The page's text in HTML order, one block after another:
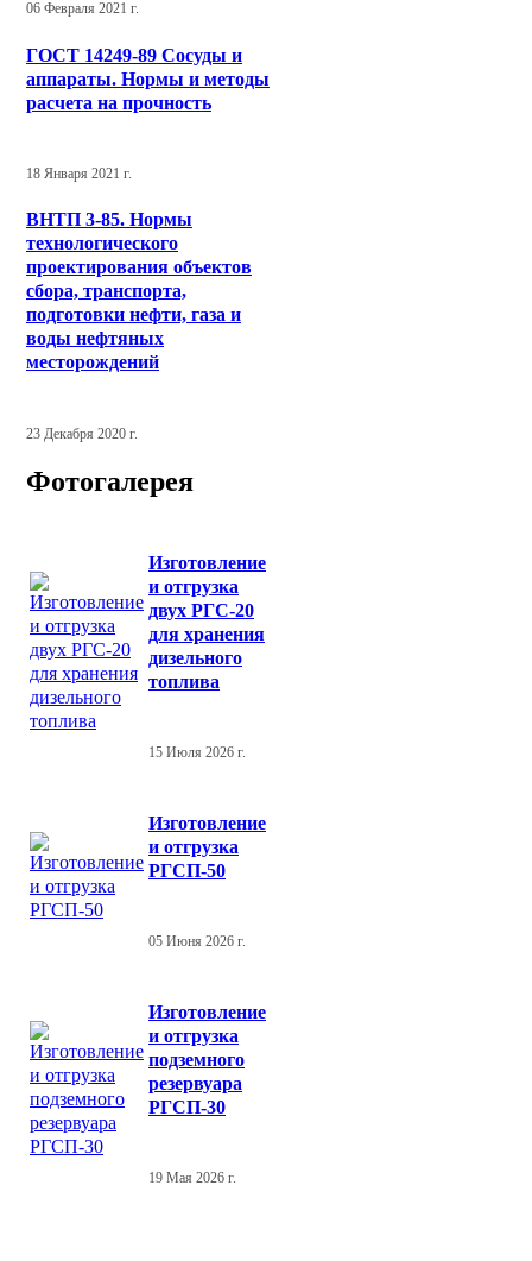
06 Февраля 2021 г.
ГОСТ 14249-89 Сосуды и
аппараты. Нормы и методы
расчета на прочность
18 Января 2021 г.
ВНТП 3-85. Нормы
технологического
проектирования объектов
сбора, транспорта,
подготовки нефти, газа и
воды нефтяных
месторождений
23 Декабря 2020 г.
Фотогалерея
Изготовление
и отгрузка
двух РГС-20
для хранения
дизельного
топлива
15 Июля 2026 г.
Изготовление
и отгрузка
РГСП-50
05 Июня 2026 г.
Изготовление
и отгрузка
подземного
резервуара
РГСП-30
19 Мая 2026 г.